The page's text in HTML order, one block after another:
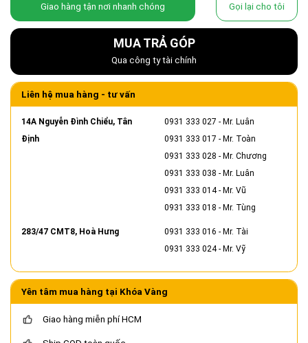
Giao hàng tận nơi nhanh chóng Gọi lại cho tôi
MUA TRẢ GÓP
Qua công ty tài chính
Liên hệ mua hàng - tư vấn
14A Nguyễn Đình Chiểu, Tân
Định
0931 333 027 - Mr. Luân
0931 333 017 - Mr. Toàn
0931 333 028 - Mr. Chương
0931 333 038 - Mr. Luân
0931 333 014- Mr. Vũ
0931 333 018 - Mr. Tùng
283/47 CMT8, Hoà Hưng 0931 333 016 - Mr. Tài
0931 333 024- Mr. Vỹ
Yên tâm mua hàng tại Khóa Vàng
Giao hàng miễn phí HCM